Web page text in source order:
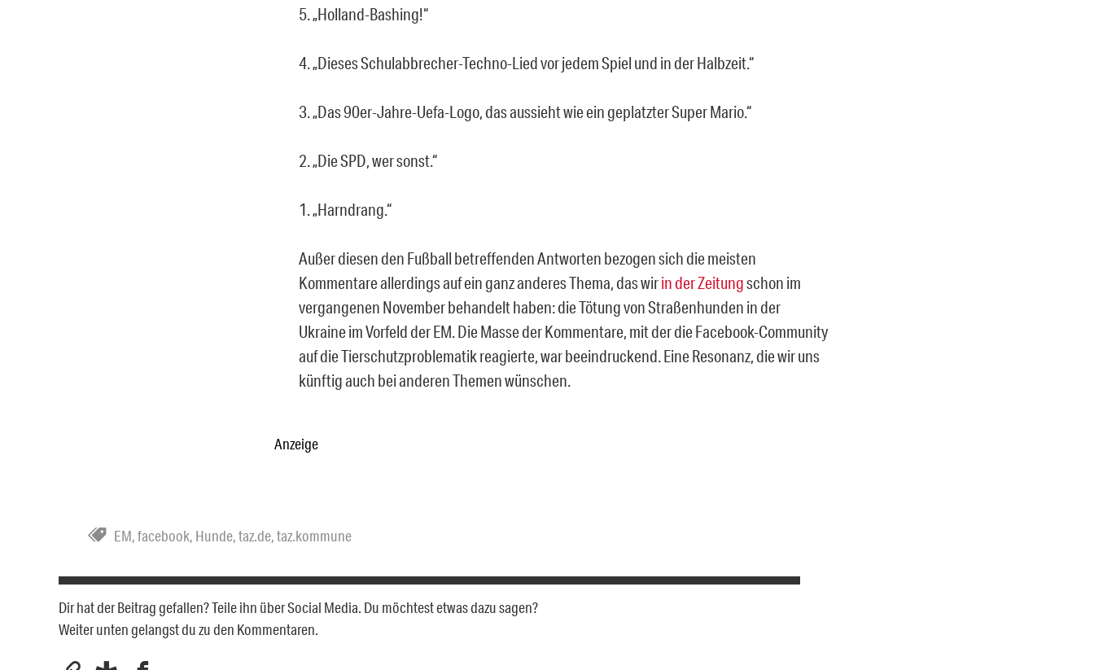
5. „Holland-Bashing!“
4. „Dieses Schulabbrecher-Techno-Lied vor jedem Spiel und in der Halbzeit.“
3. „Das 90er-Jahre-Uefa-Logo, das aussieht wie ein geplatzter Super Mario.“
2. „Die SPD, wer sonst.“
1. „Harndrang.“
Außer diesen den Fußball betreffenden Antworten bezogen sich die meisten
Kommentare allerdings auf ein ganz anderes Thema, das wirin der Zeitungschon im
vergangenen November behandelt haben: die Tötung von Straßenhunden in der
Ukraine im Vorfeld der EM. Die Masse der Kommentare, mit der die Facebook-Community
auf die Tierschutzproblematik reagierte, war beeindruckend. Eine Resonanz, die wir uns
künftig auch bei anderen Themen wünschen.
Anzeige
EM,facebook, Hunde,taz.de,taz.kommune
Dir hat der Beitrag gefallen? Teile ihn über Social Media. Du möchtest etwas dazu sagen?
Weiter unten gelangst du zu den Kommentaren.